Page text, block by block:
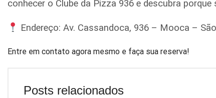
conhecer o Clube da Pizza 936 e descubra
Endereço: Av. Cassandoca, 936 – Mooca –
Entre em contato agora mesmo e faça sua reserva!
Posts relacionados